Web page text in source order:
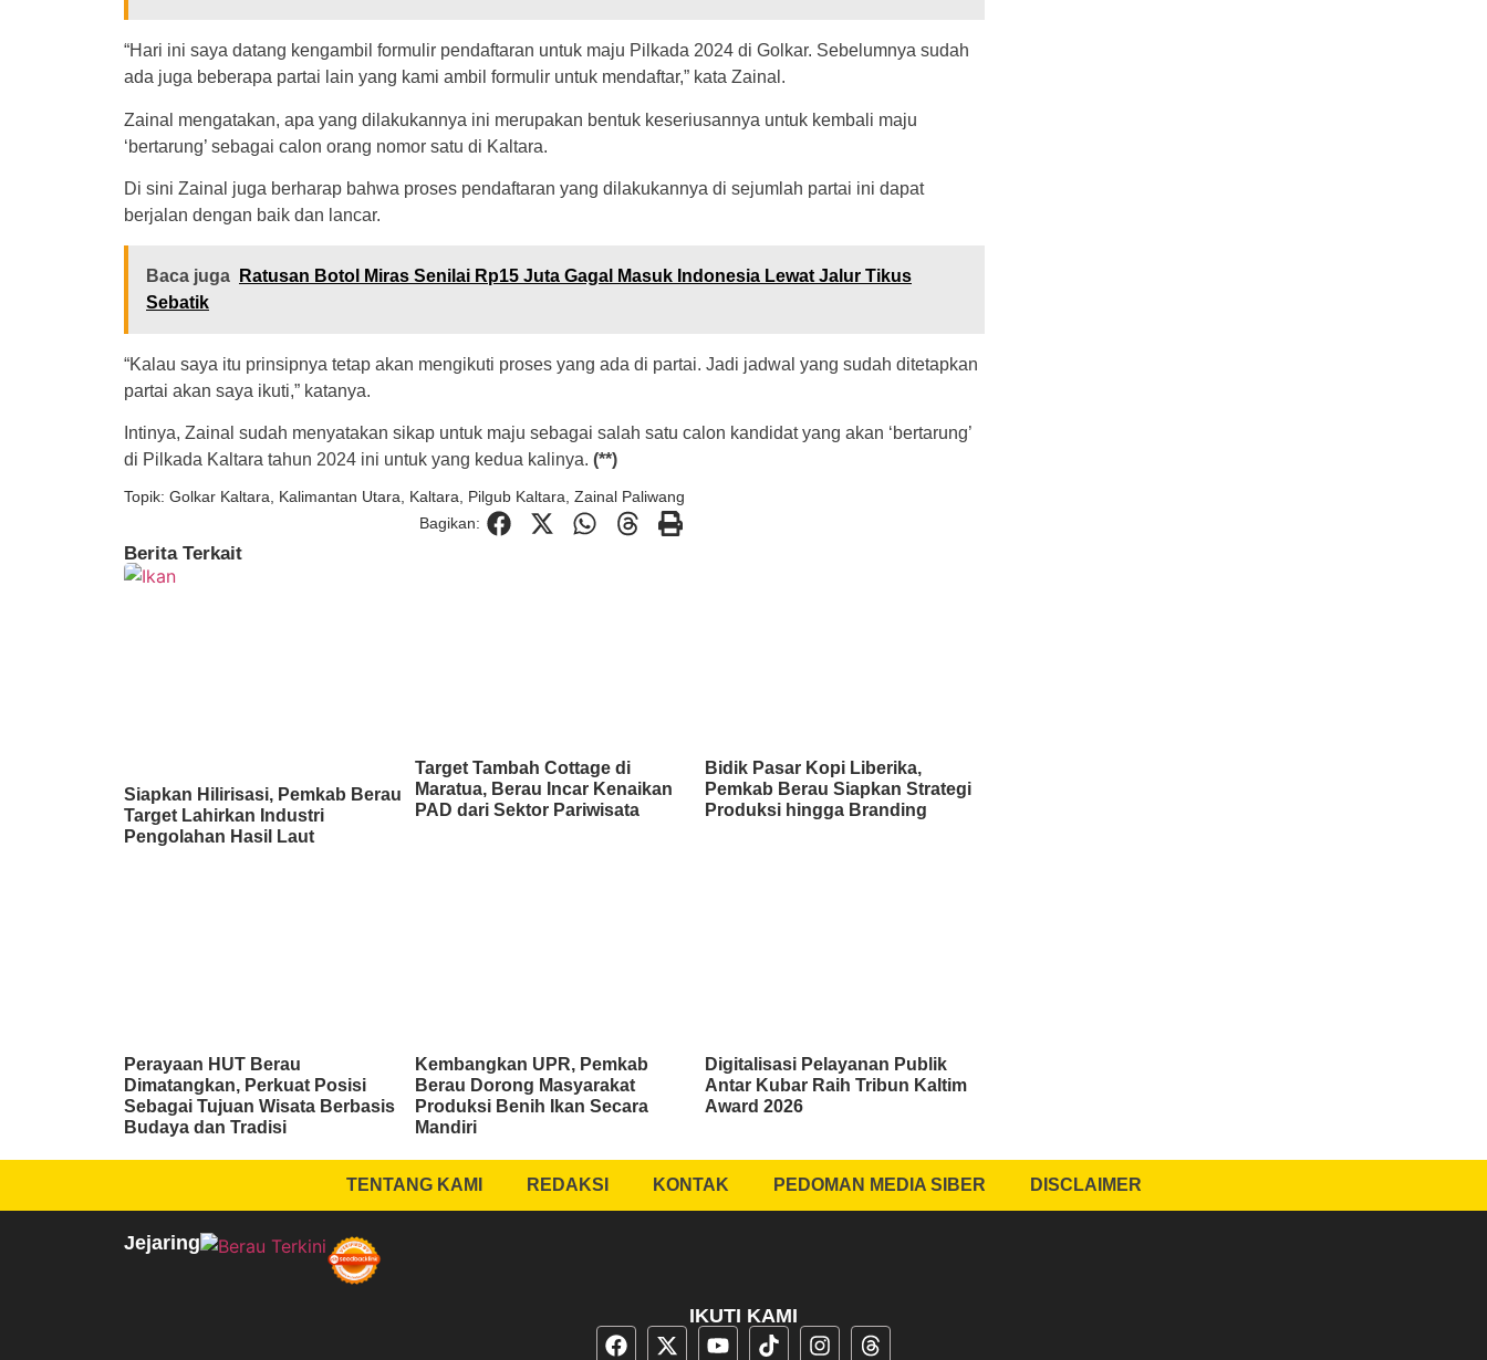
“Hari ini saya datang kengambil formulir pendaftaran untuk maju Pilkada 2024 di Golkar. Sebelumnya sudah
ada juga beberapa partai lain yang kami ambil formulir untuk mendaftar,” kata Zainal.
Zainal mengatakan, apa yang dilakukannya ini merupakan bentuk keseriusannya untuk kembali maju
‘bertarung’ sebagai calon orang nomor satu di Kaltara.
Di sini Zainal juga berharap bahwa proses pendaftaran yang dilakukannya di sejumlah partai ini dapat
berjalan dengan baik dan lancar.
Baca juga
Ratusan Botol Miras Senilai Rp15 Juta Gagal Masuk Indonesia Lewat Jalur Tikus
Sebatik
“Kalau saya itu prinsipnya tetap akan mengikuti proses yang ada di partai. Jadi jadwal yang sudah ditetapkan
partai akan saya ikuti,” katanya.
Intinya, Zainal sudah menyatakan sikap untuk maju sebagai salah satu calon kandidat yang akan ‘bertarung’
di Pilkada Kaltara tahun 2024 ini untuk yang kedua kalinya. (**)
Topik: Golkar Kaltara, Kalimantan Utara, Kaltara, Pilgub Kaltara, Zainal Paliwang
Bagikan:
Berita Terkait
Siapkan Hilirisasi, Pemkab Berau
Target Lahirkan Industri
Pengolahan Hasil Laut
Target Tambah Cottage di
Maratua, Berau Incar Kenaikan
PAD dari Sektor Pariwisata
Bidik Pasar Kopi Liberika,
Pemkab Berau Siapkan Strategi
Produksi hingga Branding
Perayaan HUT Berau
Dimatangkan, Perkuat Posisi
Sebagai Tujuan Wisata Berbasis
Budaya dan Tradisi
Kembangkan UPR, Pemkab
Berau Dorong Masyarakat
Produksi Benih Ikan Secara
Mandiri
Digitalisasi Pelayanan Publik
Antar Kubar Raih Tribun Kaltim
Award 2026
TENTANG KAMI REDAKSI KONTAK PEDOMAN MEDIA SIBER DISCLAIMER
Jejaring
IKUTI KAMI